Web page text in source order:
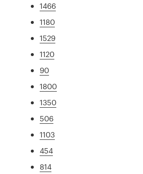
1466
1180
1529
1120
90
1800
1350
506
1103
454
814